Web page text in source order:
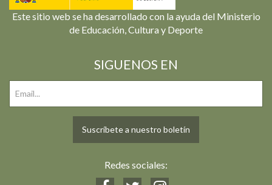
Este sitio web se ha desarrollado con la ayuda del Ministerio
de Educación, Cultura y Deporte
SIGUENOS EN
Suscríbete a nuestro boletín
Redes sociales: